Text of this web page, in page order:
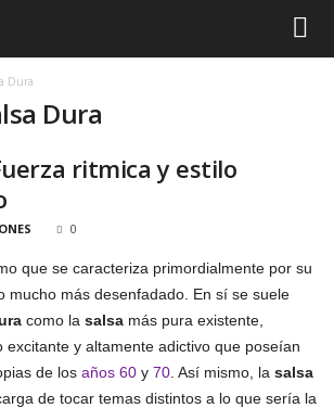
Dura
Dura
ritmica y estilo
0
que se caracteriza primordialmente por su
mucho más desenfadado. En sí se suele
como la salsa más pura existente,
excitante y altamente adictivo que poseían
de los años 60 y 70 . Así mismo, la salsa
de tocar temas distintos a lo que sería la